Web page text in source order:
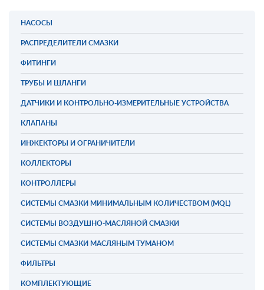
НАСОСЫ
РАСПРЕДЕЛИТЕЛИ СМАЗКИ
ФИТИНГИ
ТРУБЫ И ШЛАНГИ
ДАТЧИКИ И КОНТРОЛЬНО-ИЗМЕРИТЕЛЬНЫЕ УСТРОЙСТВА
КЛАПАНЫ
ИНЖЕКТОРЫ И ОГРАНИЧИТЕЛИ
КОЛЛЕКТОРЫ
КОНТРОЛЛЕРЫ
СИСТЕМЫ СМАЗКИ МИНИМАЛЬНЫМ КОЛИЧЕСТВОМ (MQL)
СИСТЕМЫ ВОЗДУШНО-МАСЛЯНОЙ СМАЗКИ
СИСТЕМЫ СМАЗКИ МАСЛЯНЫМ ТУМАНОМ
ФИЛЬТРЫ
КОМПЛЕКТУЮЩИЕ